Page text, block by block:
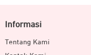
Informasi
Tentang Kami